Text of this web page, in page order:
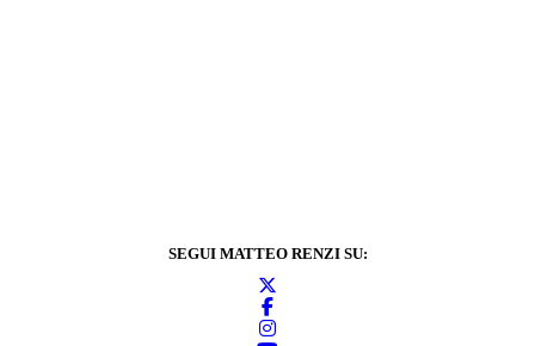
SEGUI MATTEO RENZI SU: